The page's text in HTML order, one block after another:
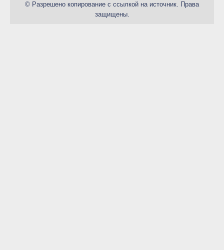
© Разрешено копирование с ссылкой на источник. Права
защищены.